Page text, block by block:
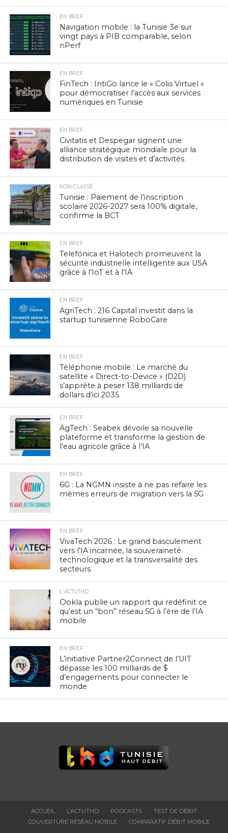
EN BREF
Navigation mobile : la Tunisie 3e sur
vingt pays à PIB comparable, selon
nPerf
EN BREF
FinTech : IntiGo lance le « Colis Virtuel »
pour démocratiser l’accès aux services
numériques en Tunisie
EN BREF
Civitatis et Despegar signent une
alliance stratégique mondiale pour la
distribution de visites et d’activités
NON CLASSÉ
Tunisie : Paiement de l’inscription
scolaire 2026-2027 sera 100% digitale,
confirme la BCT
EN BREF
Telefónica et Halotech promeuvent la
sécurité industrielle intelligente aux USA
grâce à l’IoT et à l’IA
EN BREF
AgriTech : 216 Capital investit dans la
startup tunisienne RoboCare
EN BREF
Téléphonie mobile : Le marché du
satellite « Direct-to-Device » (D2D)
s’apprête à peser 138 milliards de
dollars d’ici 2035
EN BREF
AgTech : Seabex dévoile sa nouvelle
plateforme et transforme la gestion de
l’eau agricole grâce à l’IA
EN BREF
6G : La NGMN insiste à ne pas refaire les
mêmes erreurs de migration vers la 5G
EN BREF
VivaTech 2026 : Le grand basculement
vers l’IA incarnée, la souveraineté
technologique et la transversalité des
secteurs
L'ACTUTHD
Ookla publie un rapport qui redéfinit ce
qu’est un “bon” réseau 5G à l’ère de l’IA
mobile
EN BREF
L’initiative Partner2Connect de l’UIT
dépasse les 100 milliards de $
d’engagements pour connecter le
monde
ACCUEIL L’ACTUTHD PODCASTS
TEST DE DÉBIT
COUVERTURE RÉSEAU MOBILE
COMPARATIF DÉBIT MOBILE